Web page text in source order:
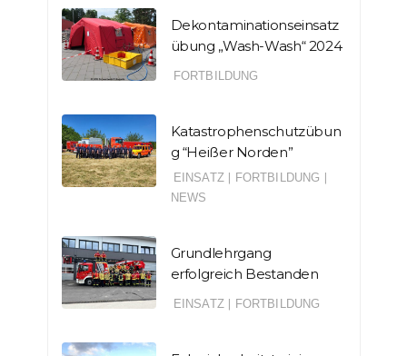
Dekontaminationseinsatz
übung „Wash-Wash“ 2024
FORTBILDUNG
Katastrophenschutzübun
g “Heißer Norden”
EINSATZ FORTBILDUNG
NEWS
Grundlehrgang
erfolgreich Bestanden
EINSATZ FORTBILDUNG